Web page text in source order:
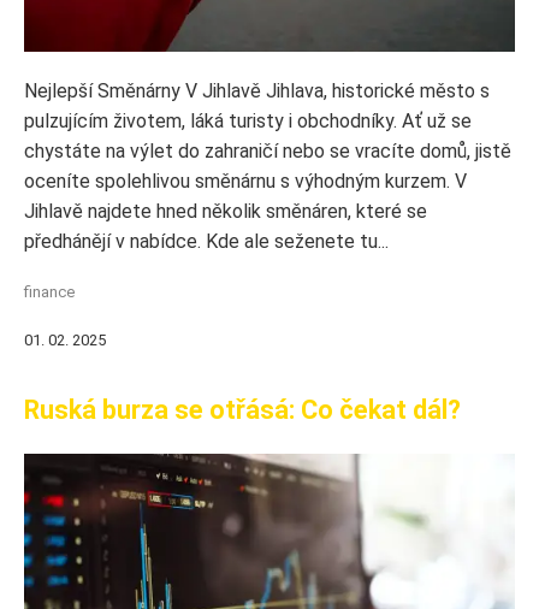
Nejlepší Směnárny V Jihlavě Jihlava, historické město s
pulzujícím životem, láká turisty i obchodníky. Ať už se
chystáte na výlet do zahraničí nebo se vracíte domů, jistě
oceníte spolehlivou směnárnu s výhodným kurzem. V
Jihlavě najdete hned několik směnáren, které se
předhánějí v nabídce. Kde ale seženete tu...
finance
01. 02. 2025
Ruská burza se otřásá: Co čekat dál?